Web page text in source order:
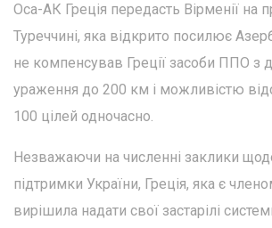
Оса-АК Греція передасть Вірменії на
Туреччині, яка відкрито посилює
не компенсував Греції засоби ППО з
ураження до 200 км і можливістю
100 цілей одночасно.
Незважаючи на численні заклики
підтримки України, Греція, яка є
вирішила надати свої застарілі